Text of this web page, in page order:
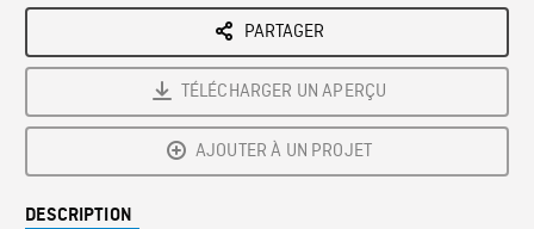
PARTAGER
TÉLÉCHARGER UN APERÇU
AJOUTER À UN PROJET
DESCRIPTION